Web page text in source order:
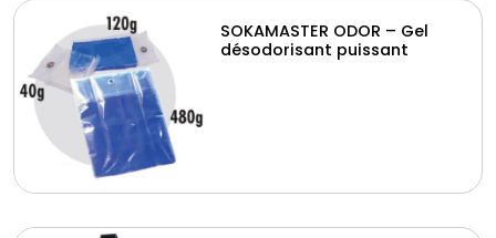
SOKAMASTER ODOR – Gel
désodorisant puissant